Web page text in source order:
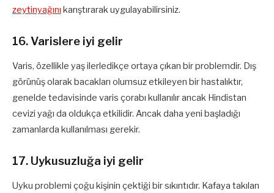
zeytinyağını karıştırarak uygulayabilirsiniz.
16. Varislere iyi gelir
Varis, özellikle yaş ilerledikçe ortaya çıkan bir problemdir. Dış
görünüş olarak bacakları olumsuz etkileyen bir hastalıktır,
genelde tedavisinde varis çorabı kullanılır ancak Hindistan
cevizi yağı da oldukça etkilidir. Ancak daha yeni başladığı
zamanlarda kullanılması gerekir.
17. Uykusuzluğa iyi gelir
Uyku problemi çoğu kişinin çektiği bir sıkıntıdır. Kafaya takılan